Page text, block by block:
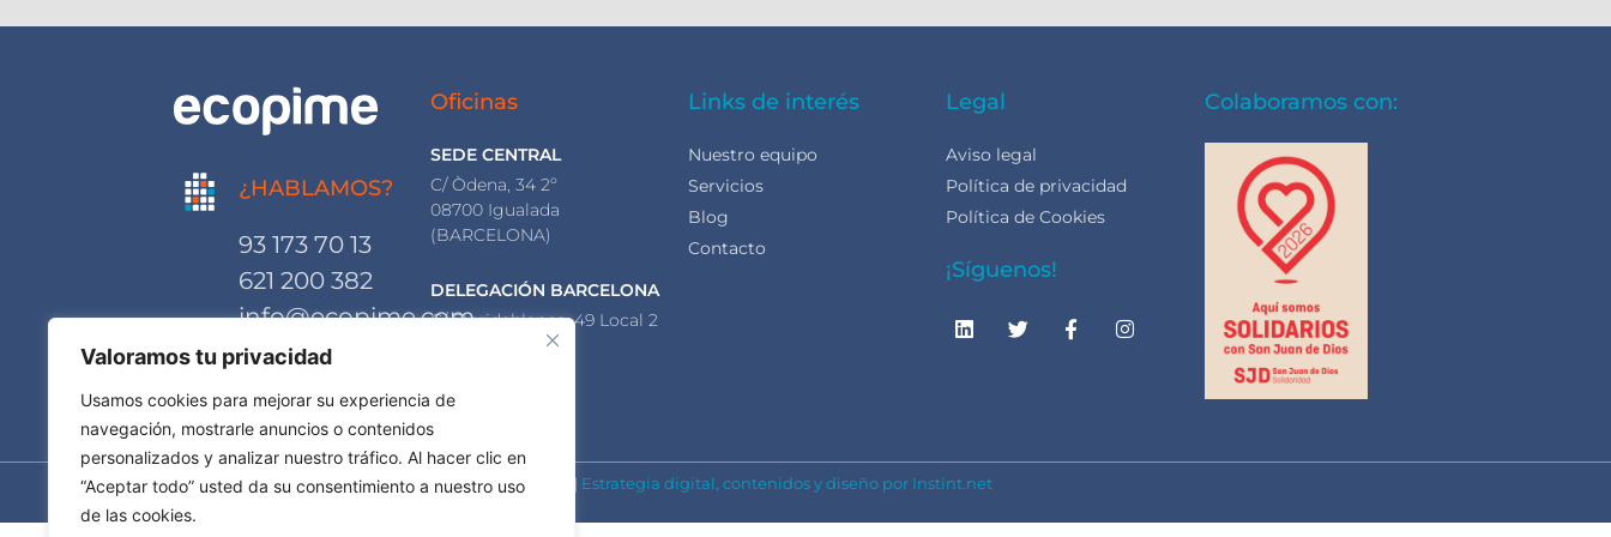
Valoramos tu privacidad
Usamos cookies para mejorar su experiencia de
navegación, mostrarle anuncios o contenidos
personalizados y analizar nuestro tráfico. Al hacer clic en
“Aceptar todo” usted da su consentimiento a nuestro uso
de las cookies.
¿HABLAMOS?
93 173 70 13
621 200 382
info@ecopime.com
Oficinas
SEDE CENTRAL
C/ Òdena, 34 2º
08700 Igualada
(BARCELONA)
DELEGACIÓN BARCELONA
C/ Floridablanca, 49 Local 2
08015 Barcelona
Links de interés
Nuestro equipo
Servicios
Blog
Contacto
Legal
Aviso legal
Política de privacidad
Política de Cookies
¡Síguenos!
Colaboramos con:
© Ecopime Projects S.L. | Estrategia digital, contenidos y diseño por Instint.net